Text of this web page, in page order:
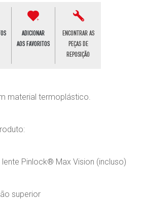
ADICIONAR
AOS FAVORITOS
ENCONTRAR AS
PEÇAS DE
REPOSIÇÃO
material termoplástico.
Pinlock® Max Vision (incluso)
superior